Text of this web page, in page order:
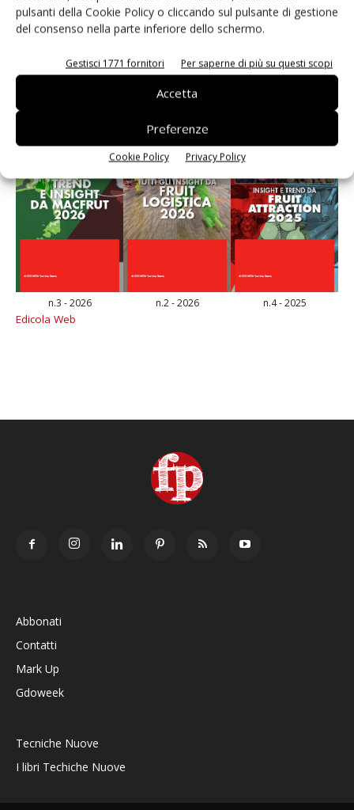
pulsanti della Cookie Policy o cliccando sul pulsante di gestione
del consenso nella parte inferiore dello schermo.
Gestisci 1771 fornitori Per saperne di più su questi scopi
Accetta
Preferenze
Cookie Policy Privacy Policy
n.3 - 2026 n.2 - 2026 n.4 - 2025
Edicola Web
Abbonati
Contatti
Mark Up
Gdoweek
Tecniche Nuove
I libri Techiche Nuove